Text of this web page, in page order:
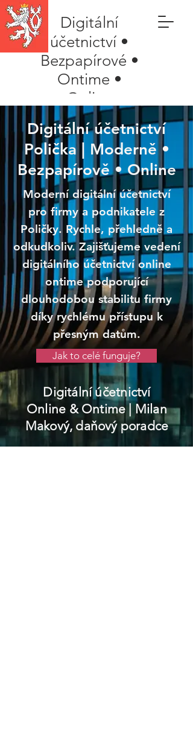
Digitální
účetnictví •
Bezpapírové •
Ontime •
Online
Digitální účetnictví
Polička | Moderně •
Bezpapírově • Online
Moderní digitální účetnictví
pro firmy a podnikatele z
Poličky. Rychle, přehledně a
odkudkoliv. Zajišťujeme vedení
digitálního účetnictví online
ontime podporující
dlouhodobou stabilitu firmy
díky rychlému přístupu k
přesným datům.
Jak to celé funguje?
Digitální účetnictví
Online & Ontime| Milan
Makový, daňový poradce